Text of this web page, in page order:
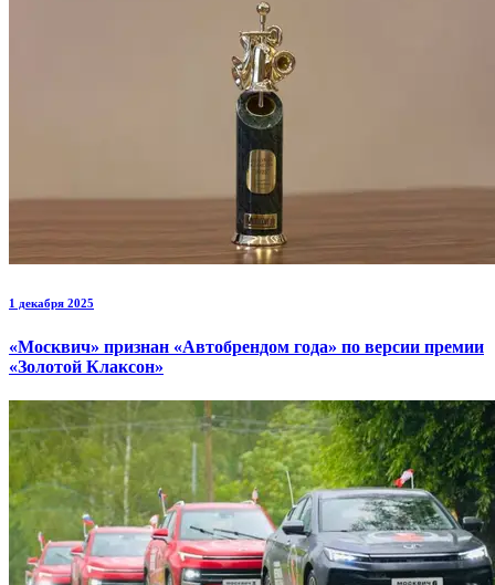
1 декабря 2025
«Москвич» признан «Автобрендом года» по версии премии
«Золотой Клаксон»